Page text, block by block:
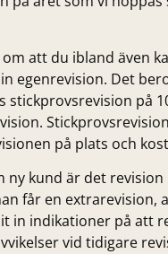
att du ibland även
egenrevision. Det
stickprovsrevision på
på plats och
ny kund är det
får en extrarevision,
in indikationer på att
vid tidigare